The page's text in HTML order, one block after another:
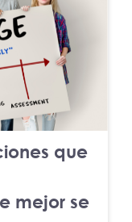
que
mejor se